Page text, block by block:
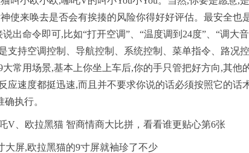
使来唤去是否会有挨揍的风险你得好好评估。最安全也
出命令即可,比如“打开空调”、“温度调到24度”、“调大
支持空调控制、导航控制、系统控制、菜单指令、路况
常用场景,基本上你坐上车后,你的手只管把好方向,其他
应速度都挺迅速,而且并不要求你说的话必须按照它的话
执行。
大屏,欧拉黑猫的9寸屏就袖珍了不少